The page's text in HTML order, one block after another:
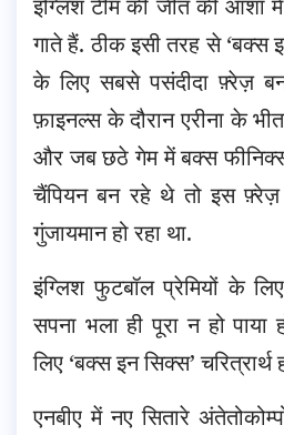
इंग्लिश टीम की जीत की आशा
गाते हैं. ठीक इसी तरह से ‘बक्स
के लिए सबसे पसंदीदा फ़्रेज़
फ़ाइनल्स के दौरान एरीना के
और जब छठे गेम में बक्स फीनिक्स
चैंपियन बन रहे थे तो इस फ़्रेज़
गुंजायमान हो रहा था.
इंग्लिश फुटबॉल प्रेमियों के
सपना भला ही पूरा न हो
लिए ‘बक्स इन सिक्स’ चरित्रार्थ
एनबीए में नए सितारे